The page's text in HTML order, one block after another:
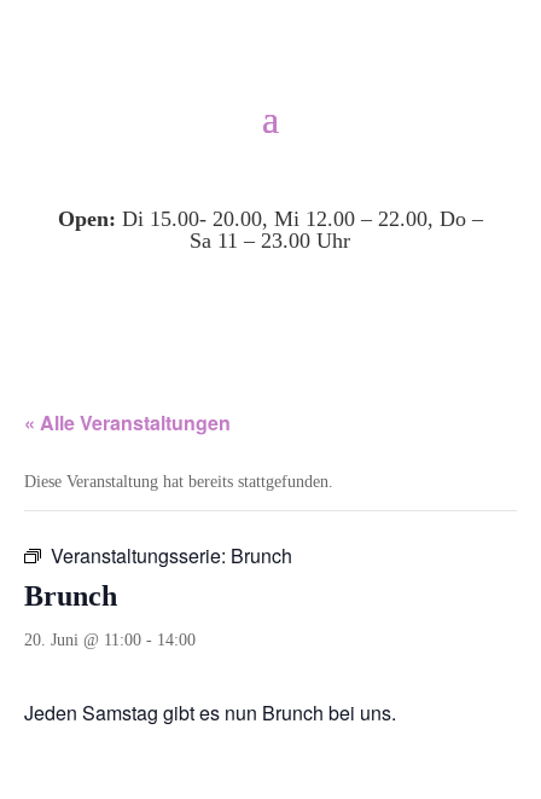
Open: Di 15.00- 20.00, Mi 12.00 – 22.00, Do –
Sa 11 – 23.00 Uhr
« Alle Veranstaltungen
Diese Veranstaltung hat bereits stattgefunden.
Veranstaltungsserie: Brunch
Brunch
20. Juni @ 11:00 - 14:00
Jeden Samstag gibt es nun Brunch bei uns.